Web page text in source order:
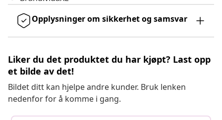
Opplysninger om sikkerhet og samsvar
Liker du det produktet du har kjøpt? Last opp
et bilde av det!
Bildet ditt kan hjelpe andre kunder. Bruk lenken
nedenfor for å komme i gang.